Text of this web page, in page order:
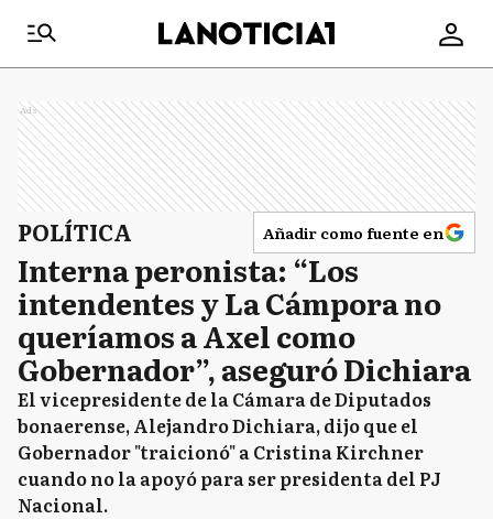
Ads
POLÍTICA Añadir como fuente en
Interna peronista: “Los
intendentes y La Cámpora no
queríamos a Axel como
Gobernador”, aseguró Dichiara
El vicepresidente de la Cámara de Diputados
bonaerense, Alejandro Dichiara, dijo que el
Gobernador "traicionó" a Cristina Kirchner
cuando no la apoyó para ser presidenta del PJ
Nacional.